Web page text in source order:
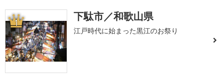
1 下駄市／和歌山県
江戸時代に始まった黒江のお祭り